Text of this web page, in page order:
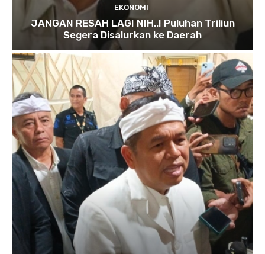
EKONOMI
JANGAN RESAH LAGI NIH..! Puluhan Triliun
Segera Disalurkan ke Daerah